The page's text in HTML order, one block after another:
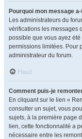
Pourquoi mon message
Les administrateurs du
vérifications les messages
possible que vous ayez
permissions limitées. Pour
administrateur du forum.
Haut
Comment puis-je
En cliquant sur le lien «
consulter un sujet, vous
sujets, à la première page
lien, cette fonctionnalité a
nécessaire entre les